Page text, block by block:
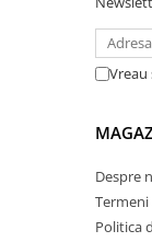
Instalatii de gaz
Tevi PEHD gaz
Fitinguri gaz
Aparate sudura
Izolatii tehnice
Izolatii pentru
Despre
Politica